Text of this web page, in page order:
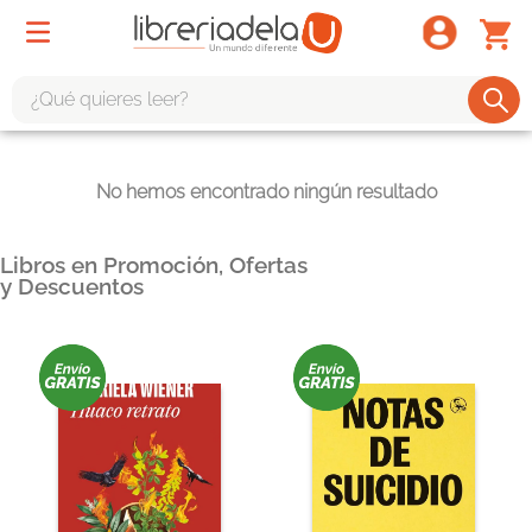
No hemos encontrado ningún resultado
Libros en Promoción, Ofertas
y Descuentos
odisea
3.
harry potter
5.
edición especial
6
tarot
divina comedia
1984
ingenieria